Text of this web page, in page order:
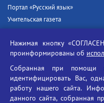
Портал «Русский язык»
Учительская газета
Единый портал государственных
Противодействие угрозам
Социальные ролики -
Противодействие коррупции
Нажимая кнопку
проинформированы об
Собранная при помощи
идентифицировать Вас,
работу нашего сайта.
данного сайта, собранная